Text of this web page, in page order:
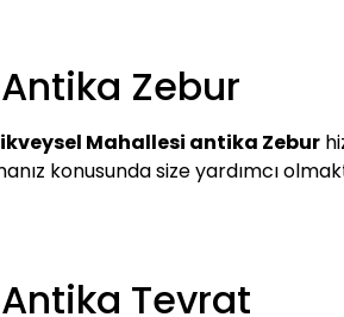
Zebur
Mahallesi antika Zebur
konusunda size yardımcı
Tevrat